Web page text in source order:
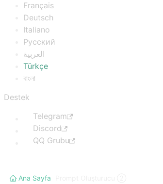
Français
Deutsch
Italiano
Русский
العربية
Türkçe
বাংলা
Destek
Telegram
Discord
QQ Grubu
Ana Sayfa